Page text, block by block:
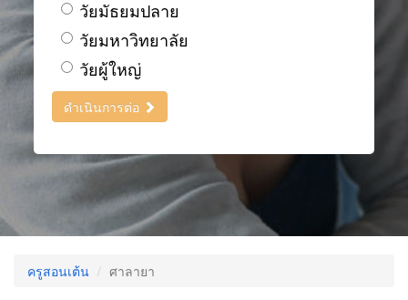
วัยมัธยมปลาย
วัยมหาวิทยาลัย
วัยผู้ใหญ่
ดำเนินการต่อ
ครูสอนเต้น ศาลายา